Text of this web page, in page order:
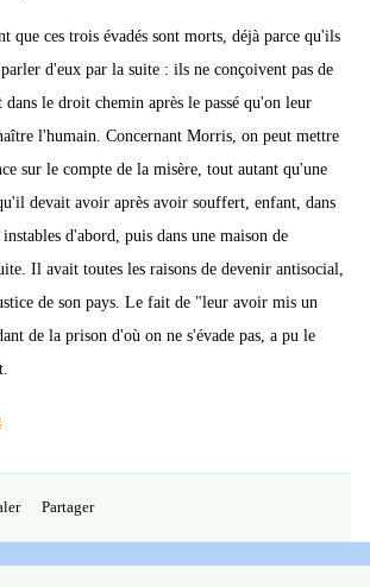
que ces trois évadés sont morts, déjà parce qu'ils
d'eux par la suite : ils ne conçoivent pas de
le droit chemin après le passé qu'on leur
l'humain. Concernant Morris, on peut mettre
sur le compte de la misère, tout autant qu'une
devait avoir après avoir souffert, enfant, dans
d'abord, puis dans une maison de
Il avait toutes les raisons de devenir antisocial,
de son pays. Le fait de "leur avoir mis un
de la prison d'où on ne s'évade pas, a pu le
Partager